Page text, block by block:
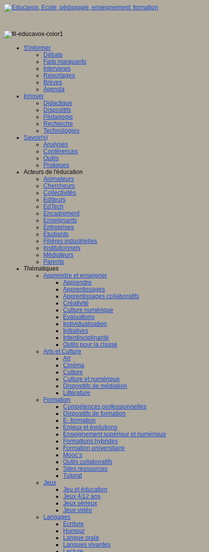
S'informer
Débats
Faits marquants
Interviews
Reportages
Brèves
Agenda
Innover
Didactique
Dispositifs
Pédagogie
Recherche
Technologies
Savoir(s)
Analyses
Conférences
Outils
Pratiques
Acteurs de l'éducation
Animateurs
Chercheurs
Collectivités
Editeurs
EdTech
Encadrement
Enseignants
Entreprises
Etudiants
Filières industrielles
Institutionnels
Médiateurs
Parents
Thématiques
Apprendre et enseigner
Apprendre
Apprentissages
Apprentissages collaboratifs
Créativité
Culture numérique
Evaluations
Individualisation
Initiatives
Interdisciplinarité
Outils pour la classe
Arts et Culture
Art
Cinéma
Culture
Culture et numérique
Dispositifs de médiation
Littérature
Formation
Compétences professionnelles
Dispositifs de formation
E- formation
Enjeux et évolutions
Enseignement supérieur et numérique
Formations hybrides
Formation universitaire
Mooc’s
Outils collaboratifs
Sites ressources
Tutorat
Jeux
Jeu et éducation
Jeux 4/12 ans
Jeux sérieux
Jeux vidéo
Langages
Ecriture
Humour
Langue orale
Langues vivantes